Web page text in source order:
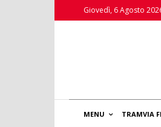
Giovedì, 6 Agosto
MENU TRAMVIA